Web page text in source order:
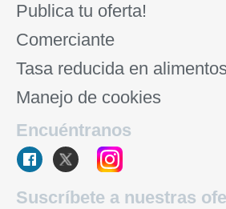
Publica tu oferta!
Comerciante
Tasa reducida en
Manejo de cookies
Encuéntranos
Suscríbete a nuestras